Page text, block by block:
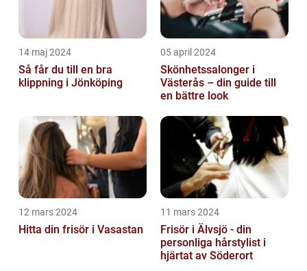
14 maj 2024
Så får du till en bra
klippning i Jönköping
05 april 2024
Skönhetssalonger i
Västerås – din guide till
en bättre look
12 mars 2024
Hitta din frisör i Vasastan
11 mars 2024
Frisör i Älvsjö - din
personliga hårstylist i
hjärtat av Söderort